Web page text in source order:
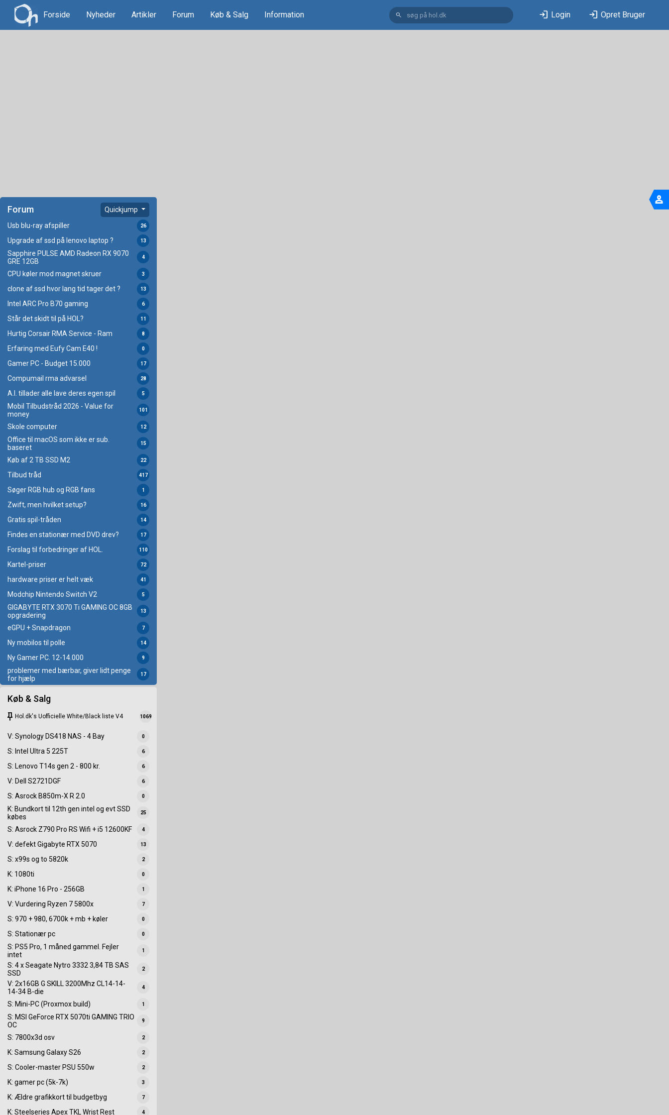
Forside Nyheder Artikler Forum Køb & Salg Information search login Login login Opret Bruger
Forum Quickjump
Usb blu-ray afspiller 26
Upgrade af ssd på lenovo laptop ? 13
Sapphire PULSE AMD Radeon RX 9070
GRE 12GB
4
CPU køler mod magnet skruer 3
clone af ssd hvor lang tid tager det ? 13
Intel ARC Pro B70 gaming 6
Står det skidt til på HOL? 11
Hurtig Corsair RMA Service - Ram 8
Erfaring med Eufy Cam E40 ! 0
Gamer PC - Budget 15.000 17
Compumail rma advarsel 28
A.I. tillader alle lave deres egen spil 5
Mobil Tilbudstråd 2026 - Value for
money
101
Skole computer 12
Office til macOS som ikke er sub.
baseret
15
Køb af 2 TB SSD M2 22
Tilbud tråd 417
Søger RGB hub og RGB fans 1
Zwift, men hvilket setup? 16
Gratis spil-tråden 14
Findes en stationær med DVD drev? 17
Forslag til forbedringer af HOL. 110
Kartel-priser 72
hardware priser er helt væk 41
Modchip Nintendo Switch V2 5
GIGABYTE RTX 3070 Ti GAMING OC 8GB
opgradering
13
eGPU + Snapdragon 7
Ny mobilos til polle 14
Ny Gamer PC. 12-14.000 9
problemer med bærbar, giver lidt penge
for hjælp
17
Køb & Salg
keep Hol.dk's Uofficielle White/Black liste V4 1069
V: Synology DS418 NAS - 4 Bay 0
S: Intel Ultra 5 225T 6
S: Lenovo T14s gen 2 - 800 kr. 6
V: Dell S2721DGF 6
S: Asrock B850m-X R 2.0 0
K: Bundkort til 12th gen intel og evt SSD
købes
25
S: Asrock Z790 Pro RS Wifi + i5 12600KF 4
V: defekt Gigabyte RTX 5070 13
S: x99s og to 5820k 2
K: 1080ti 0
K: iPhone 16 Pro - 256GB 1
V: Vurdering Ryzen 7 5800x 7
S: 970 + 980, 6700k + mb + køler 0
S: Stationær pc 0
S: PS5 Pro, 1 måned gammel. Fejler
intet
1
S: 4 x Seagate Nytro 3332 3,84 TB SAS
SSD
2
V: 2x16GB G SKILL 3200Mhz CL14-14-
14-34 B-die
4
S: Mini-PC (Proxmox build) 1
S: MSI GeForce RTX 5070ti GAMING TRIO
OC
9
S: 7800x3d osv 2
K: Samsung Galaxy S26 2
S: Cooler-master PSU 550w 2
K: gamer pc (5k-7k) 3
K: Ældre grafikkort til budgetbyg 7
K: Steelseries Apex TKL Wrist Rest 4
person